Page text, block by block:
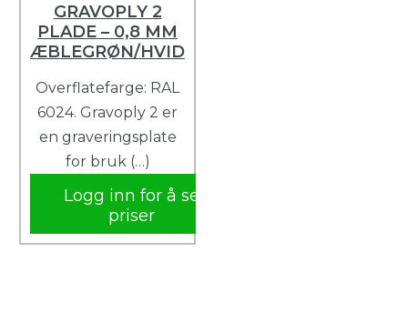
GRAVOPLY 2
PLADE – 0,8 MM
ÆBLEGRØN/HVID
Overflatefarge: RAL
6024. Gravoply 2 er
en graveringsplate
for bruk (…)
Logg inn for å se
priser